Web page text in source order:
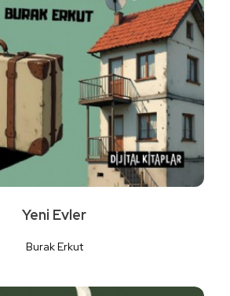
Yeni Evler
Burak Erkut